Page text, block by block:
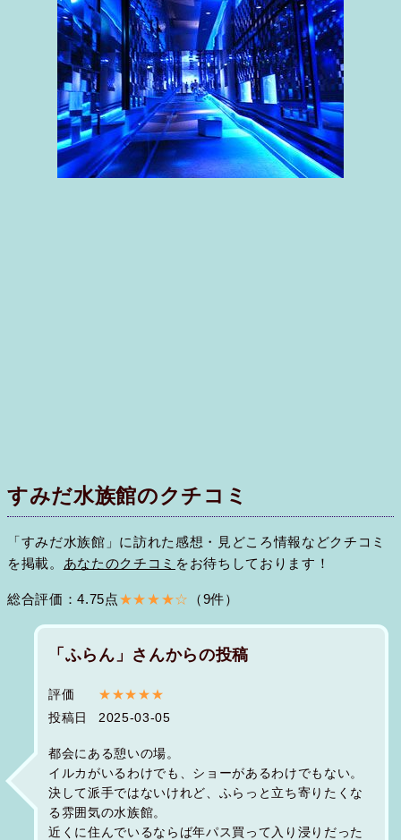
すみだ水族館のクチコミ
「すみだ水族館」に訪れた感想・見どころ情報などクチコミ
を掲載。 あなたのクチコミ をお待ちしております！
総合評価：4.75点★★★★☆ （9件）
「ふらん」さんからの投稿
評価
★★★★★
投稿日
2025-03-05
都会にある憩いの場。
イルカがいるわけでも、ショーがあるわけでもない。
決して派手ではないけれど、ふらっと立ち寄りたくな
る雰囲気の水族館。
近くに住んでいるならば年パス買って入り浸りだった